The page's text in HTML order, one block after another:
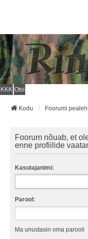
KKK Otsi
Kodu Foorumi
Foorum nõuab, et
enne profiilide
Kasutajanimi:
Parool:
Ma unustasin oma parooli